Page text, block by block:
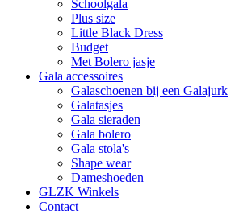
Schoolgala
Plus size
Little Black Dress
Budget
Met Bolero jasje
Gala accessoires
Galaschoenen bij een Galajurk
Galatasjes
Gala sieraden
Gala bolero
Gala stola's
Shape wear
Dameshoeden
GLZK Winkels
Contact